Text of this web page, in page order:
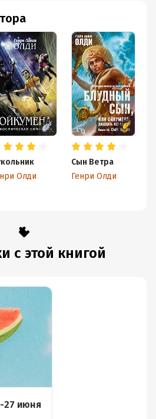
Олди
Сын Ветра
Генри Олди
с этой книгой
27 июня